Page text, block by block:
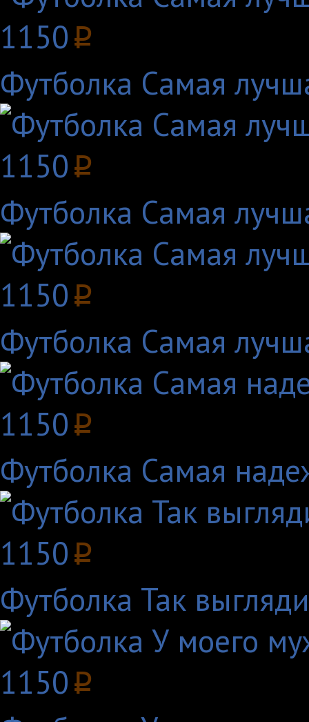
1150p
Футболка Самая
1150p
Футболка Самая
1150p
Футболка Самая
1150p
Футболка Самая
1150p
Футболка Так
1150p